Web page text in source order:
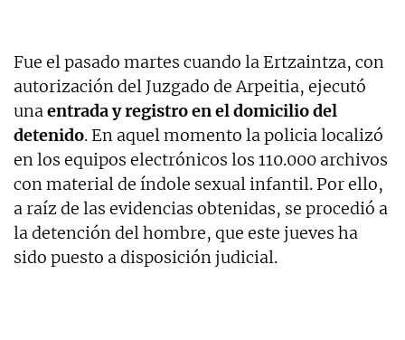
Fue el pasado martes cuando la Ertzaintza, con
autorización del Juzgado de Arpeitia, ejecutó
unaentrada y registro en el domicilio del
detenido. En aquel momento la policia localizó
en los equipos electrónicos los 110.000 archivos
con material de índole sexual infantil. Por ello,
a raíz de las evidencias obtenidas, se procedió a
la detención del hombre, que este jueves ha
sido puesto a disposición judicial.